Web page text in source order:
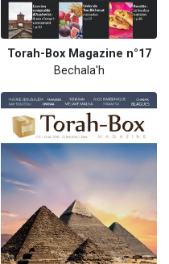
Torah-Box Magazine n°17
Bechala'h